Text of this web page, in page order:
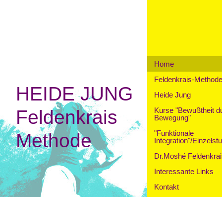
HEIDE JUNG
Feldenkrais
Methode
Home
Feldenkrais-Methode
Heide Jung
Kurse "Bewußtheit
Bewegung"
"Funktionale
Integration"/
Dr.Moshé
Interessante Links
Kontakt